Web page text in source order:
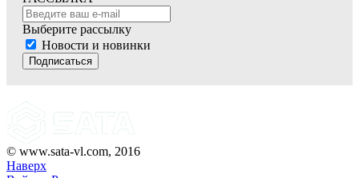
Выберите рассылку
Новости и новинки
Подписаться
© www.sata-vl.com, 2016
Наверх